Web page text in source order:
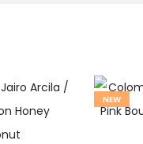
NEW